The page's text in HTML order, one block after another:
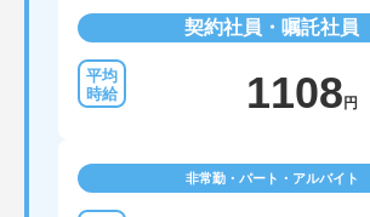
契約社員・嘱託社員
1108 円
非常勤・パート・アルバイト